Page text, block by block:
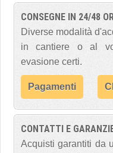
CONSEGNE IN 24/48
Diverse modalità
in cantiere o al
evasione certi.
Pagamenti
CONTATTI E
Acquisti garantiti da